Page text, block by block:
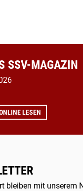
SSV-MAGAZIN
LESEN
bleiben mit unserem